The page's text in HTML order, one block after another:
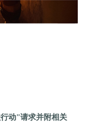
动"请求并附相关